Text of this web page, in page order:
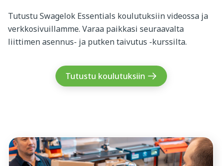
Tutustu Swagelok Essentials koulutuksiin videossa ja
verkkosivuillamme. Varaa paikkasi seuraavalta
liittimen asennus- ja putken taivutus -kurssilta.
Tutustu koulutuksiin